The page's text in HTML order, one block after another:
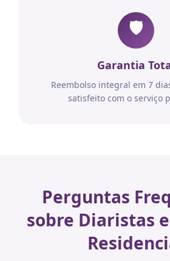
🛡️
Garantia
Reembolso integral em 7
satisfeito com o serviço
Perguntas
sobre Diaristas